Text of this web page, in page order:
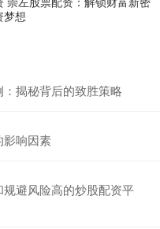
梦想
揭秘背后的致胜策略
影响因素
避风险高的炒股配资平